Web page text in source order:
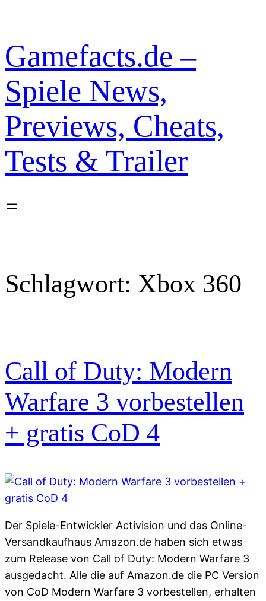
springen
Gamefacts.de –
Spiele News,
Previews, Cheats,
Tests & Trailer
Schlagwort: Xbox 360
Call of Duty: Modern
Warfare 3 vorbestellen
+ gratis CoD 4
Der Spiele-Entwickler Activision und das Online-
Versandkaufhaus Amazon.de haben sich etwas
zum Release von Call of Duty: Modern Warfare 3
ausgedacht. Alle die auf Amazon.de die PC Version
von CoD Modern Warfare 3 vorbestellen, erhalten